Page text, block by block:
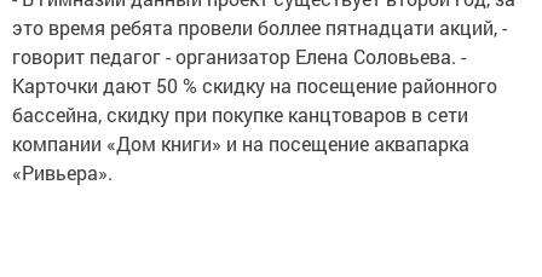
это время ребята провели боллее пятнадцати акций, -
говорит педагог - организатор Елена Соловьева. -
Карточки дают 50 % скидку на посещение районного
бассейна, скидку при покупке канцтоваров в сети
компании «Дом книги» и на посещение аквапарка
«Ривьера».